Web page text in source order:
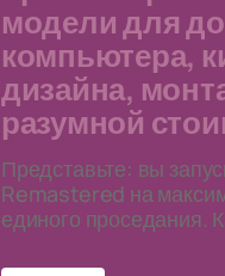
модели для
компьютера,
дизайна,
разумной
Представьте: вы
Remastered на
единого проседания.